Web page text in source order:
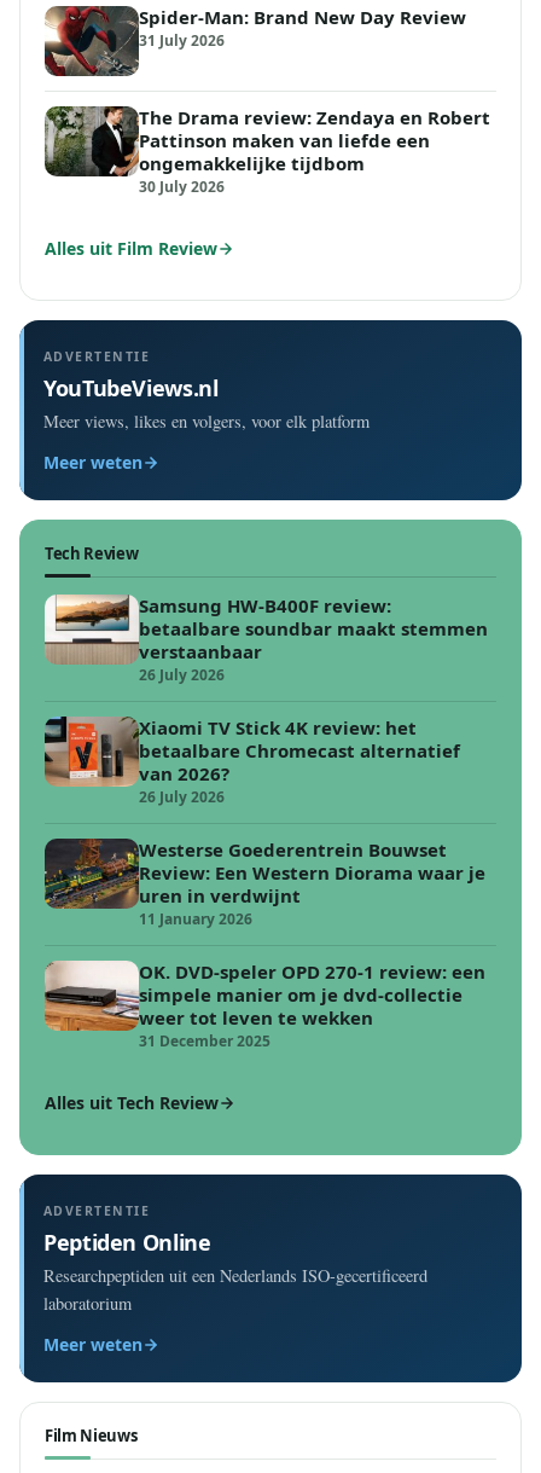
Spider-Man: Brand New Day Review
31 July 2026
The Drama review: Zendaya en Robert
Pattinson maken van liefde een
ongemakkelijke tijdbom
30 July 2026
Alles uit Film Review
ADVERTENTIE
YouTubeViews.nl
Meer views, likes en volgers, voor elk platform
Meer weten
Tech Review
Samsung HW-B400F review:
betaalbare soundbar maakt stemmen
verstaanbaar
26 July 2026
Xiaomi TV Stick 4K review: het
betaalbare Chromecast alternatief
van 2026?
26 July 2026
Westerse Goederentrein Bouwset
Review: Een Western Diorama waar je
uren in verdwijnt
11 January 2026
OK. DVD-speler OPD 270-1 review: een
simpele manier om je dvd-collectie
weer tot leven te wekken
31 December 2025
Alles uit Tech Review
ADVERTENTIE
Peptiden Online
Researchpeptiden uit een Nederlands ISO-gecertificeerd
laboratorium
Meer weten
Film Nieuws